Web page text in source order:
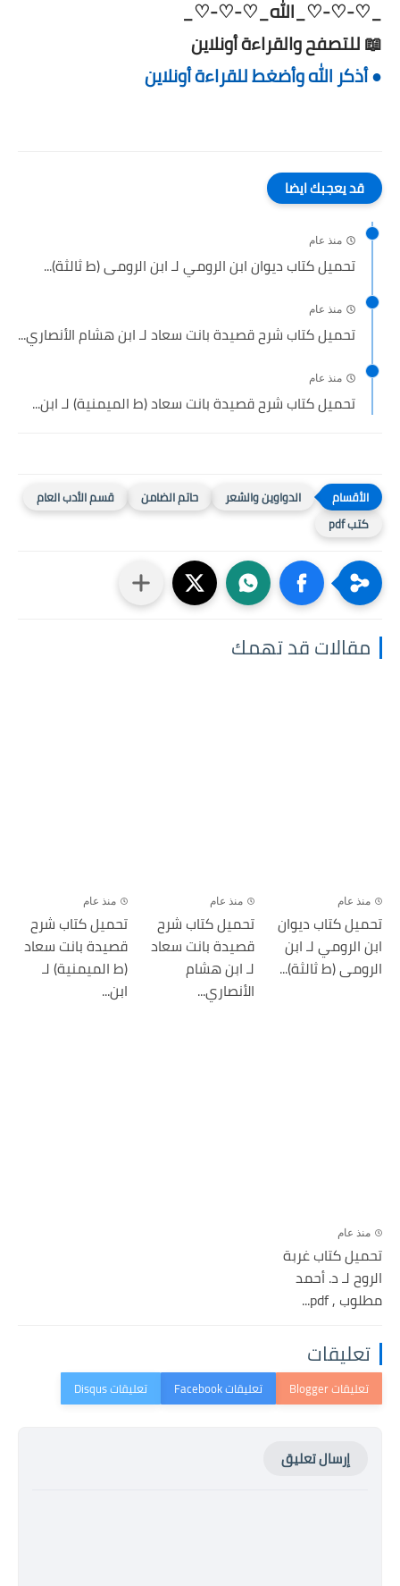
_♡-♡-♡_الله_♡-♡-♡_
📖 للتصفح والقراءة أونلاين
● أذكر الله وأضغط للقراءة أونلاين
قد يعجبك ايضا
منذ عام
تحميل كتاب ديوان ابن الرومي لـ ابن الرومى (ط ثالثة)...
منذ عام
تحميل كتاب شرح قصيدة بانت سعاد لـ ابن هشام الأنصاري...
منذ عام
تحميل كتاب شرح قصيدة بانت سعاد (ط الميمنية) لـ ابن...
الدواوين والشعر حاتم الضامن
قسم الأدب العام
كتب pdf
مقالات قد تهمك
منذ عام
تحميل كتاب ديوان
ابن الرومي لـ ابن
الرومى (ط ثالثة)...
منذ عام
تحميل كتاب شرح
قصيدة بانت سعاد
لـ ابن هشام
الأنصاري...
منذ عام
تحميل كتاب شرح
قصيدة بانت سعاد
(ط الميمنية) لـ
ابن...
منذ عام
تحميل كتاب غربة
الروح لـ د. أحمد
مطلوب , pdf...
تعليقات
إرسال تعليق